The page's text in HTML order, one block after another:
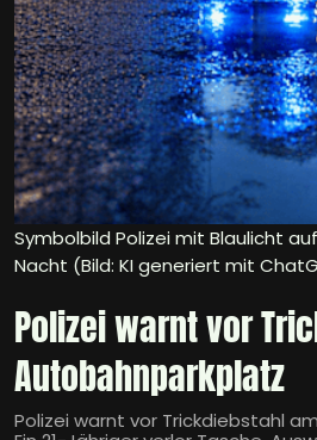
Symbolbild Polizei mit Blaulicht
Nacht (Bild: KI generiert mit
Polizei warnt vor
Autobahnparkplatz
Polizei warnt vor Trickdiebstahl